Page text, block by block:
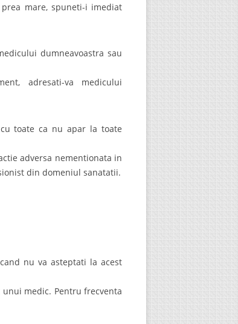
mare, spuneti-i imediat
dumneavoastra sau
adresati-va medicului
toate ca nu apar la toate
adversa nementionata in
din domeniul sanatatii.
nu va asteptati la acest
medic. Pentru frecventa